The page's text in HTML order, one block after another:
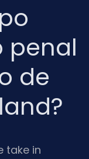
penal
de
take in